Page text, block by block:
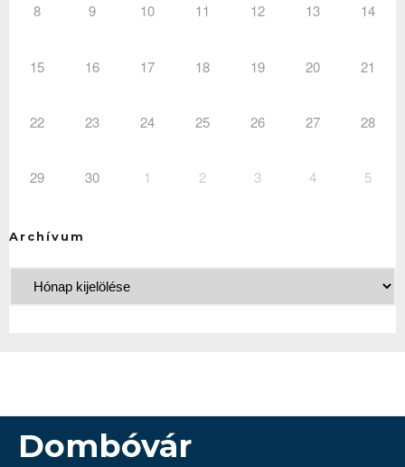
8 9 10 11 12 13 14
15 16 17 18 19 20 21
22 23 24 25 26 27 28
29 30 1 2 3 4 5
Archívum
Dombóvár